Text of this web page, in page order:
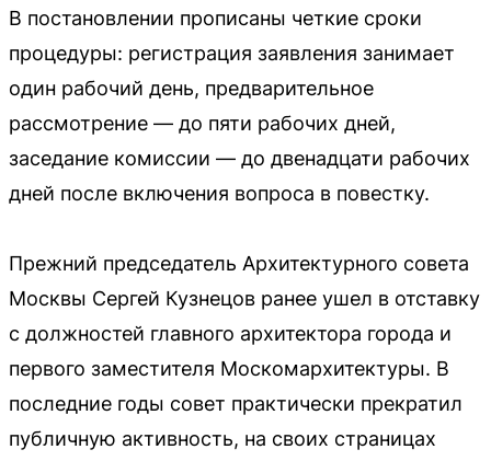
В постановлении прописаны четкие сроки
процедуры: регистрация заявления занимает
один рабочий день, предварительное
рассмотрение — до пяти рабочих дней,
заседание комиссии — до двенадцати рабочих
дней после включения вопроса в повестку.
Прежний председатель Архитектурного совета
Москвы Сергей Кузнецов ранее ушел в отставку
с должностей главного архитектора города и
первого заместителя Москомархитектуры. В
последние годы совет практически прекратил
публичную активность, на своих страницах